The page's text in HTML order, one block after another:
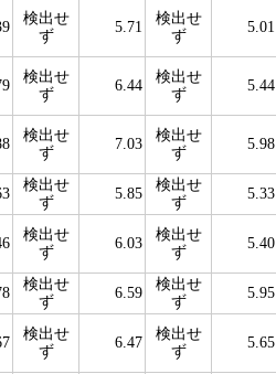
検出せ
ず
5.71
検出せ
ず
5.01
検出せ
ず
6.44
検出せ
ず
5.44
検出せ
ず
7.03
検出せ
ず
5.98
検出せ
ず
5.85
検出せ
ず
5.33
検出せ
ず
6.03
検出せ
ず
5.40
検出せ
ず
6.59
検出せ
ず
5.95
検出せ
ず
6.47
検出せ
ず
5.65